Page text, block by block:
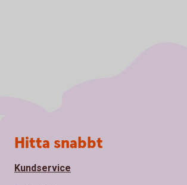
Sidfot
Hitta snabbt
Kundservice